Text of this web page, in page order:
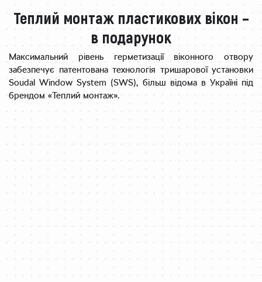
Теплий монтаж пластикових вікон –
в подарунок
Максимальний рівень герметизації віконного отвору
забезпечує патентована технологія тришарової установки
Soudal Window System (SWS), більш відома в Україні під
брендом «Теплий монтаж».